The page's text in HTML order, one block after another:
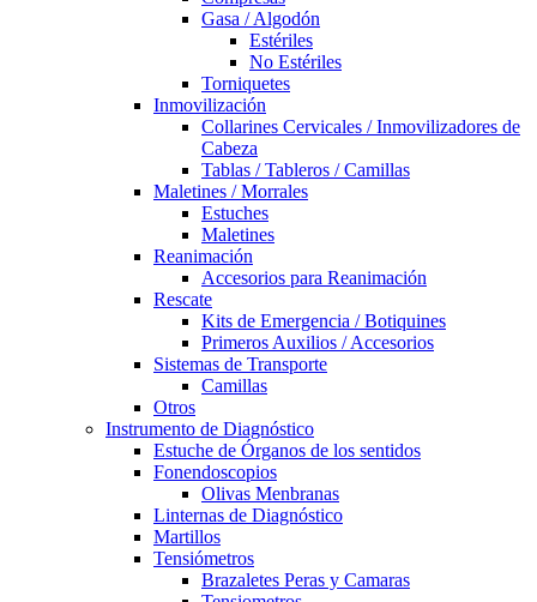
Gasa / Algodón
Estériles
No Estériles
Torniquetes
Inmovilización
Collarines Cervicales / Inmovilizadores de
Cabeza
Tablas / Tableros / Camillas
Maletines / Morrales
Estuches
Maletines
Reanimación
Accesorios para Reanimación
Rescate
Kits de Emergencia / Botiquines
Primeros Auxilios / Accesorios
Sistemas de Transporte
Camillas
Otros
Instrumento de Diagnóstico
Estuche de Órganos de los sentidos
Fonendoscopios
Olivas Menbranas
Linternas de Diagnóstico
Martillos
Tensiómetros
Brazaletes Peras y Camaras